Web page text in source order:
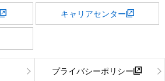
キャリアセンター
プライバシーポリシー